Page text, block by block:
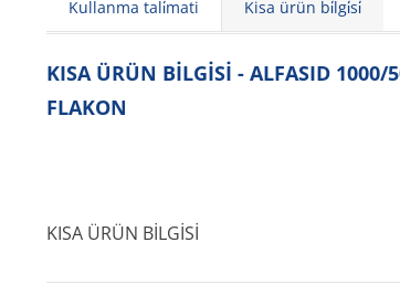
Kullanma tali̇mati Kisa ürün bi̇lgi̇si̇
KISA ÜRÜN BİLGİSİ - ALFASID 1000/
FLAKON
KISA ÜRÜN BİLGİSİ